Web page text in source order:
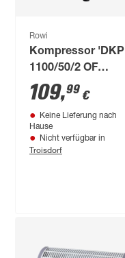
Produktdatenblatt
Rowi
Kompressor 'DKP
1100/50/2 OF
Vertical Air' 8 bar,
34-99 l/min
109,99 €
Keine Lieferung nach
Hause
Nicht verfügbar in
Troisdorf